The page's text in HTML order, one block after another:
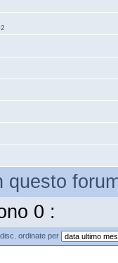
questo
0 :
ordinate per